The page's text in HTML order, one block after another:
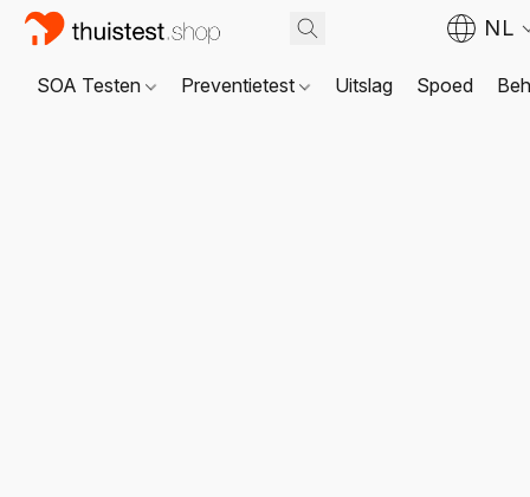
NL
SOA Testen Preventietest Uitslag Spoed